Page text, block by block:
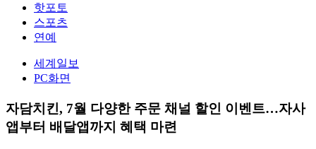
핫포토
스포츠
연예
세계일보
PC화면
자담치킨, 7월 다양한 주문 채널 할인 이벤트…자사
앱부터 배달앱까지 혜택 마련